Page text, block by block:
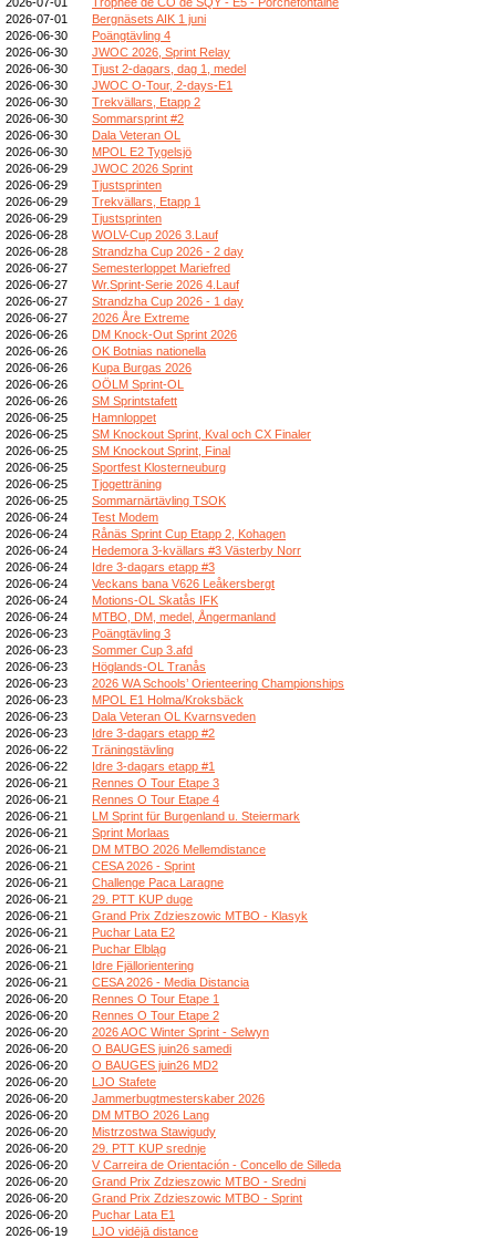
2026-07-01
Bergnäsets AIK 1 juni
2026-06-30
Poängtävling 4
2026-06-30
JWOC 2026, Sprint Relay
2026-06-30
Tjust 2-dagars, dag 1, medel
2026-06-30
JWOC O-Tour, 2-days-E1
2026-06-30
Trekvällars, Etapp 2
2026-06-30
Sommarsprint #2
2026-06-30
Dala Veteran OL
2026-06-30
MPOL E2 Tygelsjö
2026-06-29
JWOC 2026 Sprint
2026-06-29
Tjustsprinten
2026-06-29
Trekvällars, Etapp 1
2026-06-29
Tjustsprinten
2026-06-28
WOLV-Cup 2026 3.Lauf
2026-06-28
Strandzha Cup 2026 - 2 day
2026-06-27
Semesterloppet Mariefred
2026-06-27
Wr.Sprint-Serie 2026 4.Lauf
2026-06-27
Strandzha Cup 2026 - 1 day
2026-06-27
2026 Åre Extreme
2026-06-26
DM Knock-Out Sprint 2026
2026-06-26
OK Botnias nationella
2026-06-26
Kupa Burgas 2026
2026-06-26
OÖLM Sprint-OL
2026-06-26
SM Sprintstafett
2026-06-25
Hamnloppet
2026-06-25
SM Knockout Sprint, Kval och CX Finaler
2026-06-25
SM Knockout Sprint, Final
2026-06-25
Sportfest Klosterneuburg
2026-06-25
Tjogetträning
2026-06-25
Sommarnärtävling TSOK
2026-06-24
Test Modem
2026-06-24
Rånäs Sprint Cup Etapp 2, Kohagen
2026-06-24
Hedemora 3-kvällars #3 Västerby Norr
2026-06-24
Idre 3-dagars etapp #3
2026-06-24
Veckans bana V626 Leåkersbergt
2026-06-24
Motions-OL Skatås IFK
2026-06-24
MTBO, DM, medel, Ångermanland
2026-06-23
Poängtävling 3
2026-06-23
Sommer Cup 3.afd
2026-06-23
Höglands-OL Tranås
2026-06-23
2026 WA Schools’ Orienteering Championships
2026-06-23
MPOL E1 Holma/Kroksbäck
2026-06-23
Dala Veteran OL Kvarnsveden
2026-06-23
Idre 3-dagars etapp #2
2026-06-22
Träningstävling
2026-06-22
Idre 3-dagars etapp #1
2026-06-21
Rennes O Tour Etape 3
2026-06-21
Rennes O Tour Etape 4
2026-06-21
LM Sprint für Burgenland u. Steiermark
2026-06-21
Sprint Morlaas
2026-06-21
DM MTBO 2026 Mellemdistance
2026-06-21
CESA 2026 - Sprint
2026-06-21
Challenge Paca Laragne
2026-06-21
29. PTT KUP duge
2026-06-21
Grand Prix Zdzieszowic MTBO - Klasyk
2026-06-21
Puchar Lata E2
2026-06-21
Puchar Elbląg
2026-06-21
Idre Fjällorientering
2026-06-21
CESA 2026 - Media Distancia
2026-06-20
Rennes O Tour Etape 1
2026-06-20
Rennes O Tour Etape 2
2026-06-20
2026 AOC Winter Sprint - Selwyn
2026-06-20
O BAUGES juin26 samedi
2026-06-20
O BAUGES juin26 MD2
2026-06-20
LJO Stafete
2026-06-20
Jammerbugtmesterskaber 2026
2026-06-20
DM MTBO 2026 Lang
2026-06-20
Mistrzostwa Stawigudy
2026-06-20
29. PTT KUP srednje
2026-06-20
V Carreira de Orientación - Concello de Silleda
2026-06-20
Grand Prix Zdzieszowic MTBO - Sredni
2026-06-20
Grand Prix Zdzieszowic MTBO - Sprint
2026-06-20
Puchar Lata E1
2026-06-19
LJO vidējā distance